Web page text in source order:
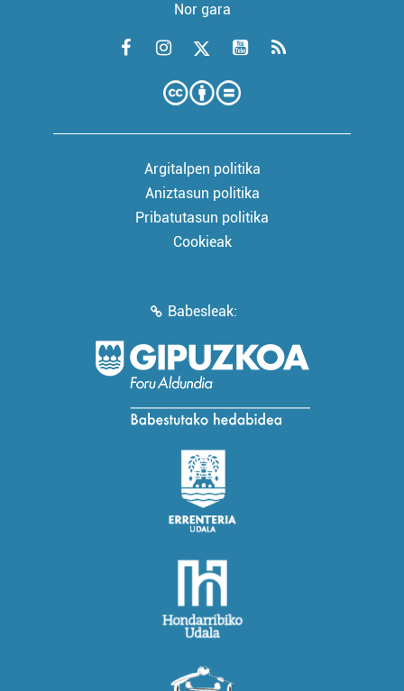
Nor gara
Argitalpen politika
Aniztasun politika
Pribatutasun politika
Cookieak
Babesleak: